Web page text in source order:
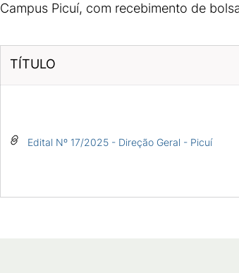
Campus Picuí, com recebimento de
TÍTULO
Edital Nº 17/2025 - Direção Geral - Picuí